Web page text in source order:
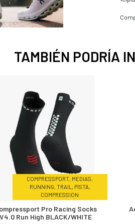
TAMBIÉN PODRÍA
COMPRESSPORT, MEDIAS,
RUNNING, TRAIL, PISTA,
COMPRESSION
Pro Racing Socks
V4.0 Run High BLACK/WHITE